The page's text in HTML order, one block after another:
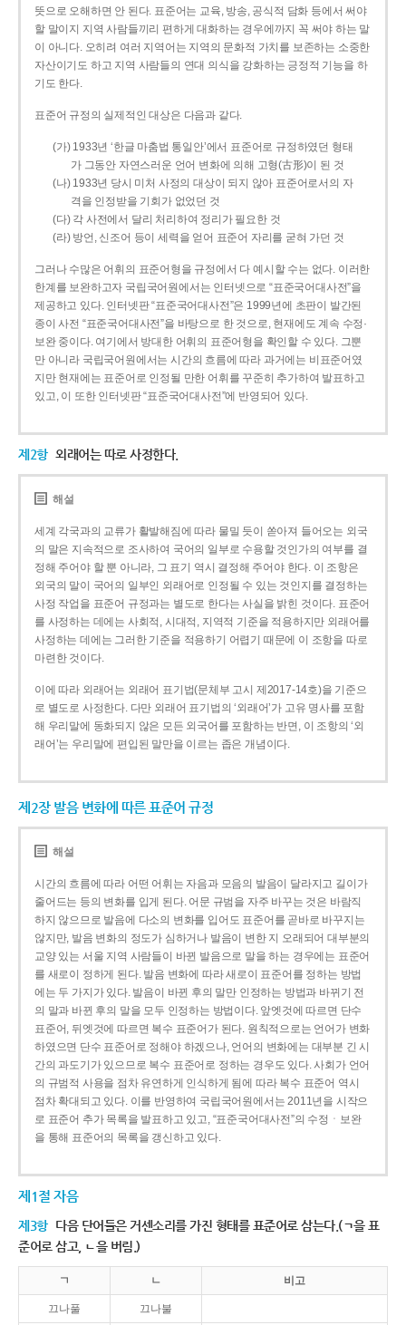
뜻으로 오해하면 안 된다. 표준어는 교육, 방송, 공식적 담화 등에서 써야
할 말이지 지역 사람들끼리 편하게 대화하는 경우에까지 꼭 써야 하는 말
이 아니다. 오히려 여러 지역어는 지역의 문화적 가치를 보존하는 소중한
자산이기도 하고 지역 사람들의 연대 의식을 강화하는 긍정적 기능을 하
기도 한다.
표준어 규정의 실제적인 대상은 다음과 같다.
(가) 1933년 ‘한글 마춤법 통일안’에서 표준어로 규정하였던 형태
가 그동안 자연스러운 언어 변화에 의해 고형(古形)이 된 것
(나) 1933년 당시 미처 사정의 대상이 되지 않아 표준어로서의 자
격을 인정받을 기회가 없었던 것
(다) 각 사전에서 달리 처리하여 정리가 필요한 것
(라) 방언, 신조어 등이 세력을 얻어 표준어 자리를 굳혀 가던 것
그러나 수많은 어휘의 표준어형을 규정에서 다 예시할 수는 없다. 이러한
한계를 보완하고자 국립국어원에서는 인터넷으로 “표준국어대사전”을
제공하고 있다. 인터넷판 “표준국어대사전”은 1999년에 초판이 발간된
종이 사전 “표준국어대사전”을 바탕으로 한 것으로, 현재에도 계속 수정·
보완 중이다. 여기에서 방대한 어휘의 표준어형을 확인할 수 있다. 그뿐
만 아니라 국립국어원에서는 시간의 흐름에 따라 과거에는 비표준어였
지만 현재에는 표준어로 인정될 만한 어휘를 꾸준히 추가하여 발표하고
있고, 이 또한 인터넷판 “표준국어대사전”에 반영되어 있다.
제2항 외래어는 따로 사정한다.
해설
세계 각국과의 교류가 활발해짐에 따라 물밀 듯이 쏟아져 들어오는 외국
의 말은 지속적으로 조사하여 국어의 일부로 수용할 것인가의 여부를 결
정해 주어야 할 뿐 아니라, 그 표기 역시 결정해 주어야 한다. 이 조항은
외국의 말이 국어의 일부인 외래어로 인정될 수 있는 것인지를 결정하는
사정 작업을 표준어 규정과는 별도로 한다는 사실을 밝힌 것이다. 표준어
를 사정하는 데에는 사회적, 시대적, 지역적 기준을 적용하지만 외래어를
사정하는 데에는 그러한 기준을 적용하기 어렵기 때문에 이 조항을 따로
마련한 것이다.
이에 따라 외래어는 외래어 표기법(문체부 고시 제2017-14호)을 기준으
로 별도로 사정한다. 다만 외래어 표기법의 ‘외래어’가 고유 명사를 포함
해 우리말에 동화되지 않은 모든 외국어를 포함하는 반면, 이 조항의 ‘외
래어’는 우리말에 편입된 말만을 이르는 좁은 개념이다.
제2장 발음 변화에 따른 표준어 규정
해설
시간의 흐름에 따라 어떤 어휘는 자음과 모음의 발음이 달라지고 길이가
줄어드는 등의 변화를 입게 된다. 어문 규범을 자주 바꾸는 것은 바람직
하지 않으므로 발음에 다소의 변화를 입어도 표준어를 곧바로 바꾸지는
않지만, 발음 변화의 정도가 심하거나 발음이 변한 지 오래되어 대부분의
교양 있는 서울 지역 사람들이 바뀐 발음으로 말을 하는 경우에는 표준어
를 새로이 정하게 된다. 발음 변화에 따라 새로이 표준어를 정하는 방법
에는 두 가지가 있다. 발음이 바뀐 후의 말만 인정하는 방법과 바뀌기 전
의 말과 바뀐 후의 말을 모두 인정하는 방법이다. 앞엣것에 따르면 단수
표준어, 뒤엣것에 따르면 복수 표준어가 된다. 원칙적으로는 언어가 변화
하였으면 단수 표준어로 정해야 하겠으나, 언어의 변화에는 대부분 긴 시
간의 과도기가 있으므로 복수 표준어로 정하는 경우도 있다. 사회가 언어
의 규범적 사용을 점차 유연하게 인식하게 됨에 따라 복수 표준어 역시
점차 확대되고 있다. 이를 반영하여 국립국어원에서는 2011년을 시작으
로 표준어 추가 목록을 발표하고 있고, “표준국어대사전”의 수정ㆍ보완
을 통해 표준어의 목록을 갱신하고 있다.
제1절 자음
제3항 다음 단어들은 거센소리를 가진 형태를 표준어로 삼는다.(ㄱ을 표
준어로 삼고, ㄴ을 버림.)
ㄱ ㄴ 비고
끄나풀 끄나불